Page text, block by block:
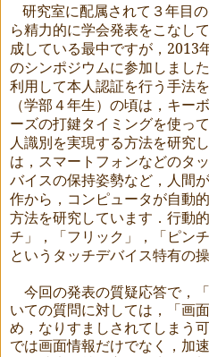
研究室に配属されて３年目
ら精力的に学会発表をこなし
成している最中ですが， 2013
のシンポジウムに参加しまし
利用して本人認証を行う手法
（学部４年生）の頃は，キー
ーズの打鍵タイミングを使っ
人識別を実現する方法を研究
は，スマートフォンなどのタ
バイスの保持姿勢など，人間
作から，コンピュータが自動
方法を研究しています．行動
チ」，「フリック」，「ピン
というタッチデバイス特有の
今回の発表の質疑応答で，
いての質問に対しては，「画
め，なりすましされてしまう
では画面情報だけでなく，加